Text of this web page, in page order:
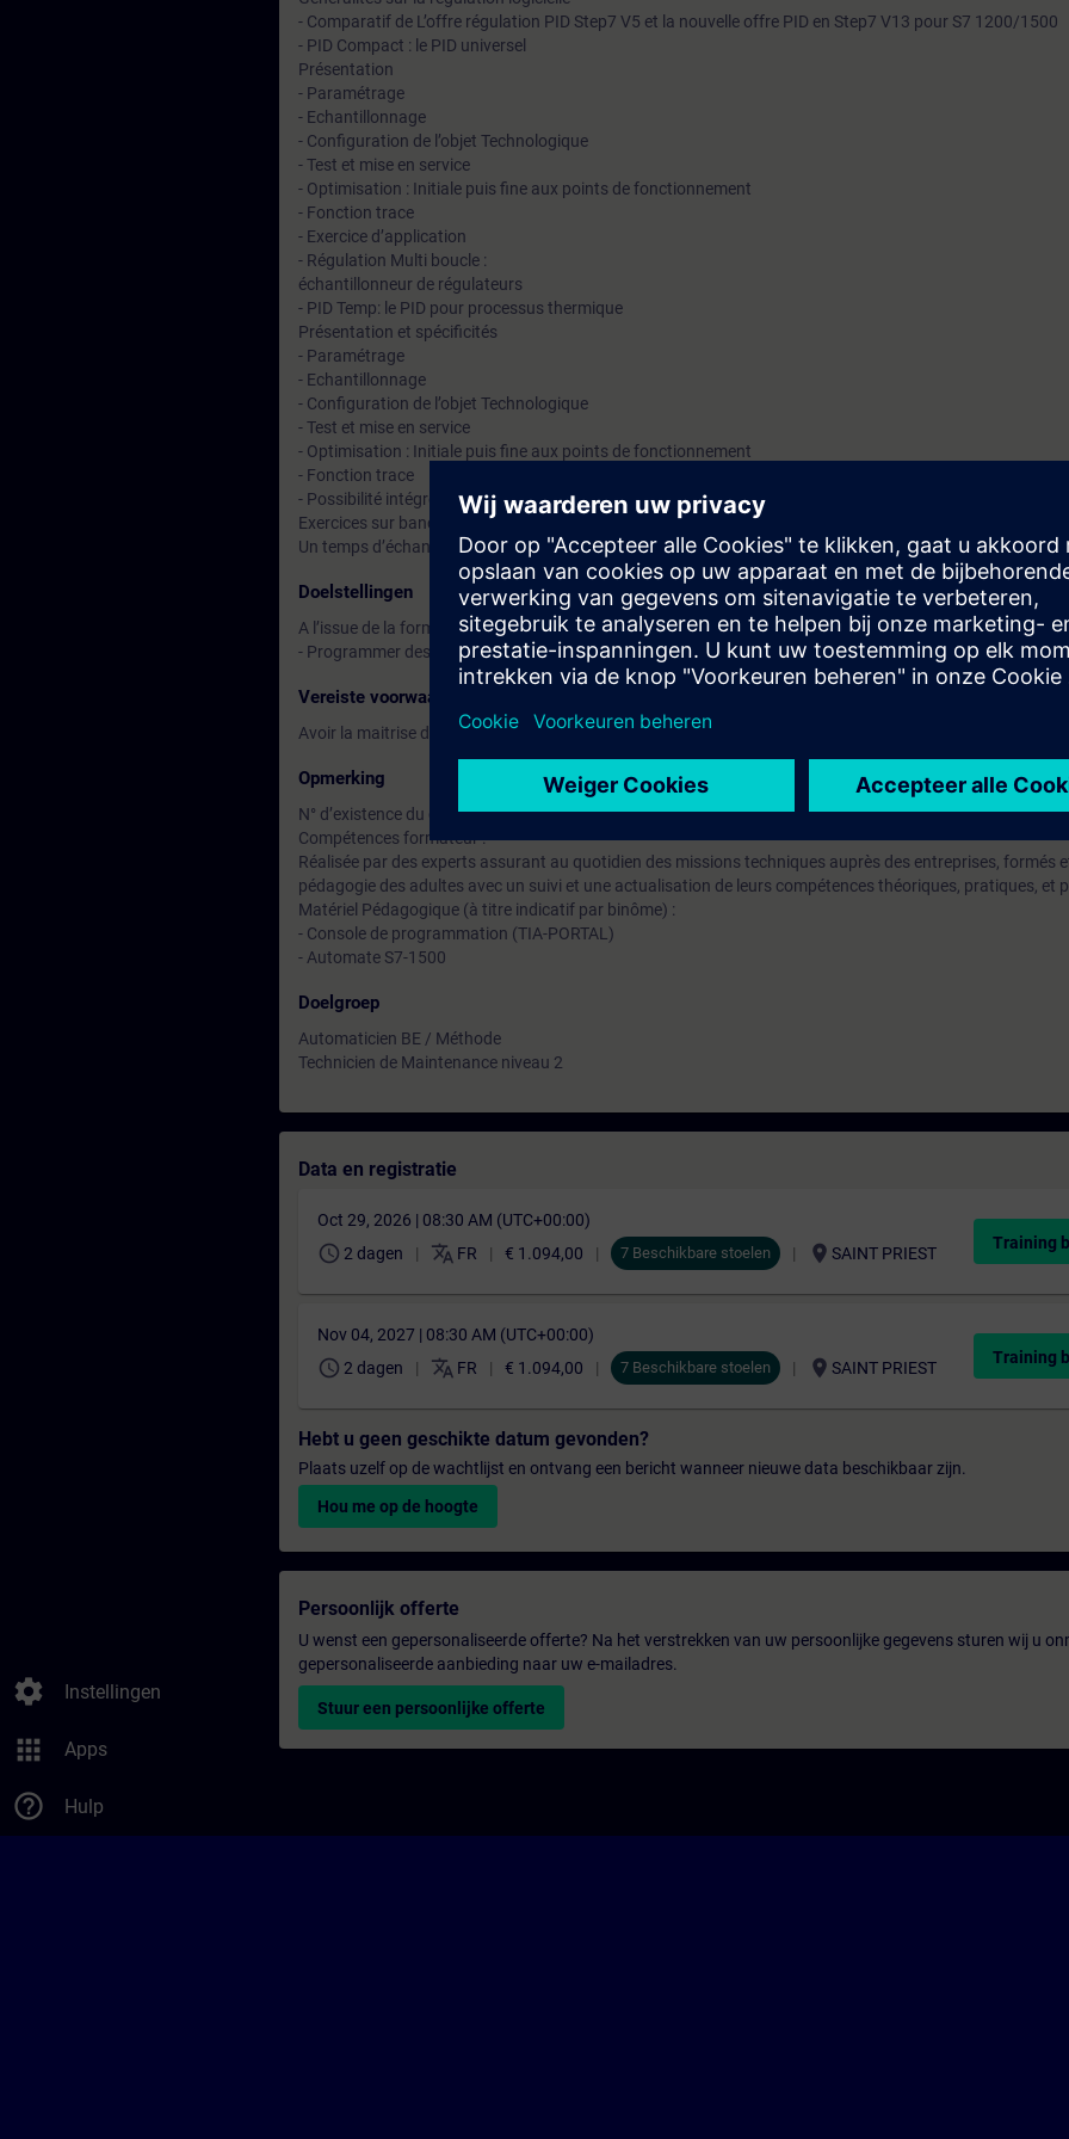
settings Instellingen
apps Apps
help_outline Hulp
- Comparatif de L’offre régulation PID Step7 V5 et la nouvelle offre PID en Step7 V13 pour S7 1200/1500
- PID Compact : le PID universel
Présentation
- Paramétrage
- Echantillonnage
- Configuration de l’objet Technologique
- Test et mise en service
- Optimisation : Initiale puis fine aux points de fonctionnement
- Fonction trace
- Exercice d’application
- Régulation Multi boucle :
échantillonneur de régulateurs
- PID Temp: le PID pour processus thermique
Présentation et spécificités
- Paramétrage
- Echantillonnage
- Configuration de l’objet Technologique
- Test et mise en service
- Optimisation : Initiale puis fine aux points de fonctionnement
- Fonction trace
- Possibilité intégrée de régulation en cascade
Exercices sur banc didactique.
Un temps d’échange avec le formateur est prévu à chaque séquence.
Doelstellingen
A l’issue de la formation, le stagiaire sera capable de :
- Programmer des boucles de régulation PID
Vereiste voorwaarden
Avoir la maitrise des modes de programmation standard avec TIA-PORTAL
Opmerking
N° d’existence du centre de formation SITRAIN : 11 93 00 205 93
Compétences formateur :
Réalisée par des experts assurant au quotidien des missions techniques auprès des entreprises, formés
pédagogie des adultes avec un suivi et une actualisation de leurs compétences théoriques, pratiques, et
Matériel Pédagogique (à titre indicatif par binôme) :
- Console de programmation (TIA-PORTAL)
- Automate S7-1500
Doelgroep
Automaticien BE / Méthode
Technicien de Maintenance niveau 2
Data en registratie
Oct 29, 2026 | 08:30 AM (UTC+00:00)
schedule 2 dagen translate FR € 1.094,00 7 Beschikbare stoelen location_on SAINT PRIEST
Training
Nov 04, 2027 | 08:30 AM (UTC+00:00)
schedule 2 dagen translate FR € 1.094,00 7 Beschikbare stoelen location_on SAINT PRIEST
Training
Hebt u geen geschikte datum gevonden?
Plaats uzelf op de wachtlijst en ontvang een bericht wanneer nieuwe data beschikbaar zijn.
Hou me op de hoogte
Persoonlijk offerte
U wenst een gepersonaliseerde offerte? Na het verstrekken van uw persoonlijke gegevens sturen wij u
gepersonaliseerde aanbieding naar uw e-mailadres.
Stuur een persoonlijke offerte